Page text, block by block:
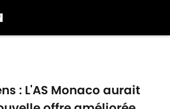
: L'AS Monaco aurait